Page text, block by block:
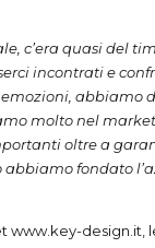
c’era quasi del
incontrati e
abbiamo
molto nel
oltre a
fondato
design.it,